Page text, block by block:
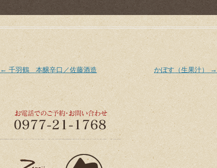
Post navigation
← 千羽鶴 本醸辛口／佐藤酒造 かぼす（生果汁） →